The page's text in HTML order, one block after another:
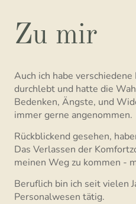
Zu mir
Auch ich habe
durchlebt und hatte die
Bedenken, Ängste, und
immer gerne angenommen.
Rückblickend gesehen,
Das Verlassen der
meinen Weg zu kommen -
Beruflich bin ich seit vielen
Personalwesen tätig.